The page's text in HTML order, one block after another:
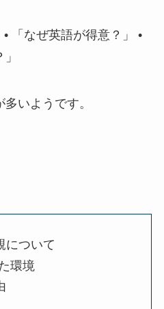
「なぜ英語が得意？」 •
いようです。
について
環境